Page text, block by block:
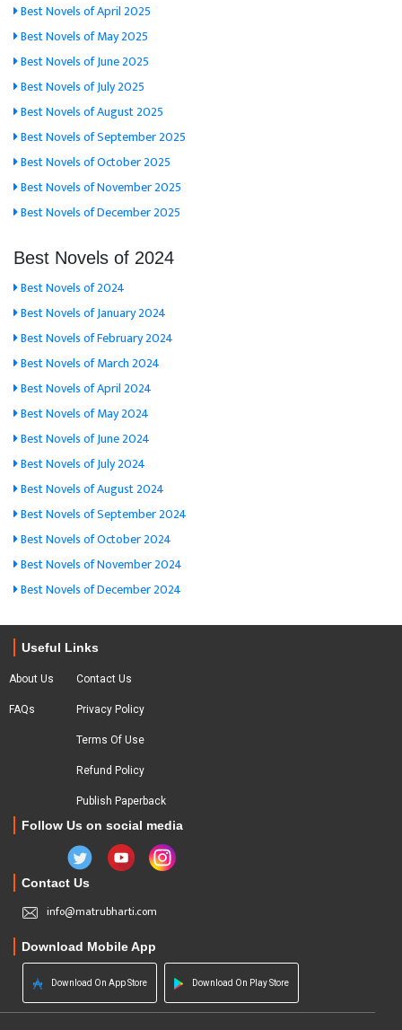
Best Novels of April 2025
Best Novels of May 2025
Best Novels of June 2025
Best Novels of July 2025
Best Novels of August 2025
Best Novels of September 2025
Best Novels of October 2025
Best Novels of November 2025
Best Novels of December 2025
Best Novels of 2024
Best Novels of 2024
Best Novels of January 2024
Best Novels of February 2024
Best Novels of March 2024
Best Novels of April 2024
Best Novels of May 2024
Best Novels of June 2024
Best Novels of July 2024
Best Novels of August 2024
Best Novels of September 2024
Best Novels of October 2024
Best Novels of November 2024
Best Novels of December 2024
Useful Links
About Us
FAQs
Contact Us
Privacy Policy
Terms Of Use
Refund Policy
Publish Paperback
Follow Us on social media
Contact Us
info@matrubharti.com
Download Mobile App
Download On App Store Download On Play Store